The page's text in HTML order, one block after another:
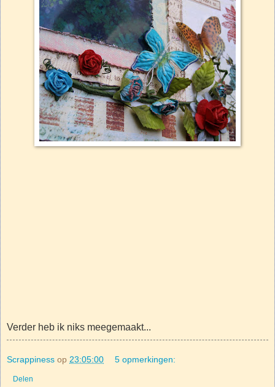
Verder heb ik niks meegemaakt...
Scrappiness op 23:05:00 5 opmerkingen:
Delen